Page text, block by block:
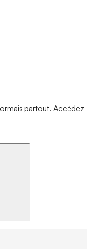
partout. Accédez